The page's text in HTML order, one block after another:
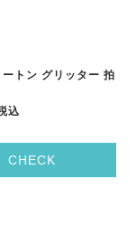
トン グリッター 拍
込
CHECK